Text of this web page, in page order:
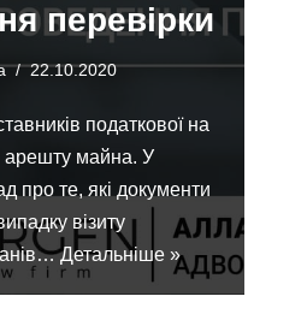
перевірки
22.10.2020
податкової на
арешту майна. У
про те, які документи
візиту
Детальніше »